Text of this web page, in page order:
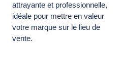
attrayante et professionnelle,
idéale pour mettre en valeur
votre marque sur le lieu de
vente.